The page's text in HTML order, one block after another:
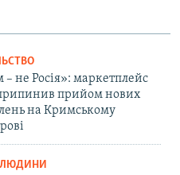
не Росія»: маркетплейс
прийом нових
на Кримському
ЛЮДИНИ